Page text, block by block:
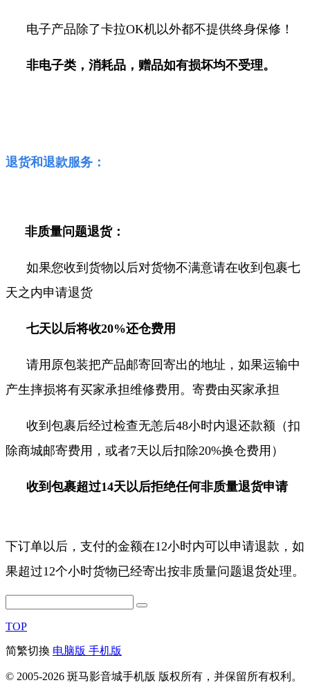
电子产品除了卡拉OK机以外都不提供终身保修！
非电子类，消耗品，赠品如有损坏均不受理。
退货和退款服务：
非质量问题退货：
如果您收到货物以后对货物不满意请在收到包裹七
天之内申请退货
七天以后将收20%还仓费用
请用原包装把产品邮寄回寄出的地址，如果运输中
产生摔损将有买家承担维修费用。寄费由买家承担
收到包裹后经过检查无恙后48小时内退还款额（扣
除商城邮寄费用，或者7天以后扣除20%换仓费用 ）
收到包裹超过14天以后拒绝任何非质量退货申请
下订单以后，支付的金额在12小时内可以申请退款，如
果超过12个小时货物已经寄出按非质量问题退货处理。
TOP
简繁切換 电脑版 手机版
© 2005-2026 斑马影音城手机版 版权所有，并保留所有权利。